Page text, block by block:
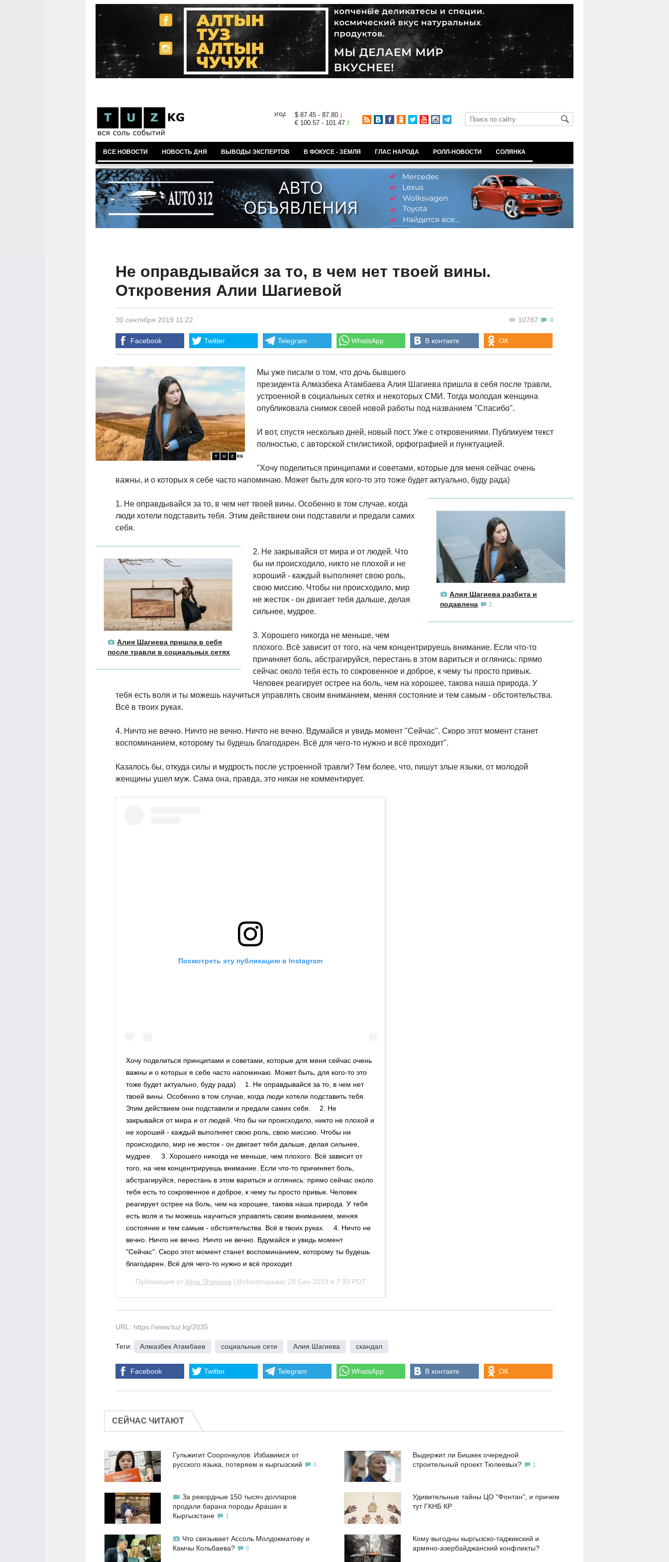
$ 87.45 - 87.80
€ 100.57 - 101.47
ВСЕ НОВОСТИ НОВОСТЬ ДНЯ ВЫВОДЫ ЭКСПЕРТОВ В ФОКУСЕ - ЗЕМЛЯ ГЛАС НАРОДА РОЛЛ-НОВОСТИ СОЛЯНКА
Не оправдывайся за то, в чем нет твоей вины.
Откровения Алии Шагиевой
10787 4
30 сентября 2019 11:22
Facebook Twitter Telegram WhatsApp В контакте ОК
Мы уже писали о том, что дочь бывшего
президента Алмазбека Атамбаева Алия Шагиева пришла в себя после травли,
устроенной в социальных сетях и некоторых СМИ. Тогда молодая женщина
опубликовала снимок своей новой работы под названием "Спасибо".
И вот, спустя несколько дней, новый пост. Уже с откровениями. Публикуем текст
полностью, с авторской стилистикой, орфографией и пунктуацией.
"Хочу поделиться принципами и советами, которые для меня сейчас очень
важны, и о которых я себе часто напоминаю. Может быть для кого-то это тоже будет актуально, буду рада)
Алия Шагиева разбита и
подавлена
2
1. Не оправдывайся за то, в чем нет твоей вины. Особенно в том случае, когда
люди хотели подставить тебя. Этим действием они подставили и предали самих
себя.
Алия Шагиева пришла в себя
после травли в социальных сетях
2. Не закрывайся от мира и от людей. Что
бы ни происходило, никто не плохой и не
хороший - каждый выполняет свою роль,
свою миссию. Чтобы ни происходило, мир
не жесток - он двигает тебя дальше, делая
сильнее, мудрее.
3. Хорошего никогда не меньше, чем
плохого. Всё зависит от того, на чем концентрируешь внимание. Если что-то
причиняет боль, абстрагируйся, перестань в этом вариться и оглянись: прямо
сейчас около тебя есть то сокровенное и доброе, к чему ты просто привык.
Человек реагирует острее на боль, чем на хорошее, такова наша природа. У
тебя есть воля и ты можешь научиться управлять своим вниманием, меняя состояние и тем самым - обстоятельства.
Всё в твоих руках.
4. Ничто не вечно. Ничто не вечно. Ничто не вечно. Вдумайся и увидь момент "Сейчас". Скоро этот момент станет
воспоминанием, которому ты будешь благодарен. Всё для чего-то нужно и всё проходит".
Казалось бы, откуда силы и мудрость после устроенной травли? Тем более, что, пишут злые языки, от молодой
женщины ушел муж. Сама она, правда, это никак не комментирует.
Посмотреть эту публикацию в Instagram
Хочу поделиться принципами и советами, которые для меня сейчас очень
важны и о которых я себе часто напоминаю. Может быть, для кого-то это
тоже будет актуально, буду рада) ⠀ 1. Не оправдывайся за то, в чем нет
твоей вины. Особенно в том случае, когда люди хотели подставить тебя.
Этим действием они подставили и предали самих себя. ⠀ 2. Не
закрывайся от мира и от людей. Что бы ни происходило, никто не плохой и
не хороший - каждый выполняет свою роль, свою миссию. Чтобы ни
происходило, мир не жесток - он двигает тебя дальше, делая сильнее,
мудрее. ⠀ 3. Хорошего никогда не меньше, чем плохого. Всё зависит от
того, на чем концентрируешь внимание. Если что-то причиняет боль,
абстрагируйся, перестань в этом вариться и оглянись: прямо сейчас около
тебя есть то сокровенное и доброе, к чему ты просто привык. Человек
реагирует острее на боль, чем на хорошее, такова наша природа. У тебя
есть воля и ты можешь научиться управлять своим вниманием, меняя
состояние и тем самым - обстоятельства. Всё в твоих руках. ⠀ 4. Ничто не
вечно. Ничто не вечно. Ничто не вечно. Вдумайся и увидь момент
"Сейчас". Скоро этот момент станет воспоминанием, которому ты будешь
благодарен. Всё для чего-то нужно и всё проходит.
Публикация от Aliya Shagieva (@chestnayaaa) 28 Сен 2019 в 7:33 PDT
URL: https://www.tuz.kg/2035
Теги: Алмазбек Атамбаев социальные сети Алия Шагиева скандал
Facebook Twitter Telegram WhatsApp В контакте ОК
СЕЙЧАС ЧИТАЮТ
Гульжигит Сооронкулов: Избавимся от
русского языка, потеряем и кыргызский
4
Выдержит ли Бишкек очередной
строительный проект Тюлеевых?
1
За рекордные 150 тысяч долларов
продали барана породы Арашан в
Кыргызстане
1
Удивительные тайны ЦО "Фонтан", и причем
тут ГКНБ КР
Что связывает Ассоль Молдокматову и
Камчы Кольбаева?
6
Кому выгодны кыргызско-таджикский и
армяно-азербайджанский конфликты?